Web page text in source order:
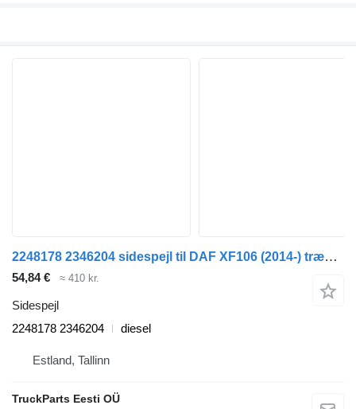
2248178 2346204 sidespejl til DAF XF106 (2014-) trækker
54,84 € ≈ 410 kr.
Sidespejl
2248178 2346204
diesel
Estland, Tallinn
TruckParts Eesti OÜ